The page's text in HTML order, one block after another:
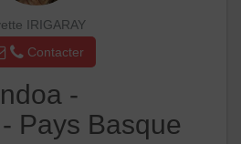
IRIGARAY
Contacter
-
Pays Basque